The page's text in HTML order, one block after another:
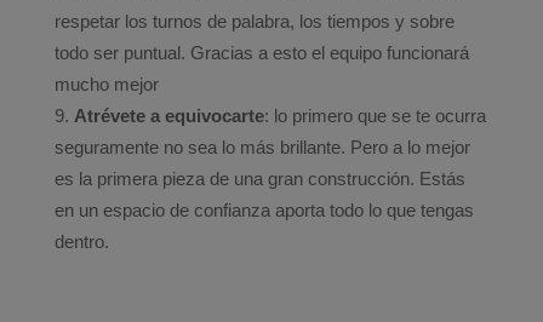
respetar los turnos de palabra, los tiempos y sobre
todo ser puntual. Gracias a esto el equipo funcionará
mucho mejor
Atrévete a equivocarte: lo primero que se te ocurra
seguramente no sea lo más brillante. Pero a lo mejor
es la primera pieza de una gran construcción. Estás
en un espacio de confianza aporta todo lo que tengas
dentro.